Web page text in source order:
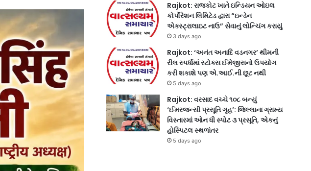
Rajkot: રાજકોટ ખાતે ઇન્ડિયન ઓઇલ
કોર્પોરેશન લિમિટેડ દ્વારા “ઇન્ડેન
એક્સ્ટ્રાલાઇટ નાઉ” સેવાનું લોન્ચિંગ કરાયું
3 days ago
Rajkot: ‘અનંત અનાદિ વડનગર’ થીમની
રીલ સ્પર્ધામાં સ્ટોક્સ ઈમેજીસનો ઉપયોગ
કરી શકાશે પણ એ.આઈ.ની છૂટ નથી
5 days ago
Rajkot: વરસાદ વચ્ચે ૧૦૮ બન્યું
‘ઈમરજન્સી પ્રસૂતિ ગૃહ’: જિલ્લાના ગ્રામ્ય
વિસ્તારમાં ઓન ધી સ્પોટ ૩ પ્રસૂતિ, એકનું
હોસ્પિટલ સ્થળાંતર
5 days ago